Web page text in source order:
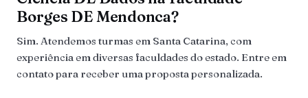
Borges DE Mendonca?
Sim. Atendemos turmas em Santa Catarina, com
experiência em diversas faculdades do estado. Entre em
contato para receber uma proposta personalizada.